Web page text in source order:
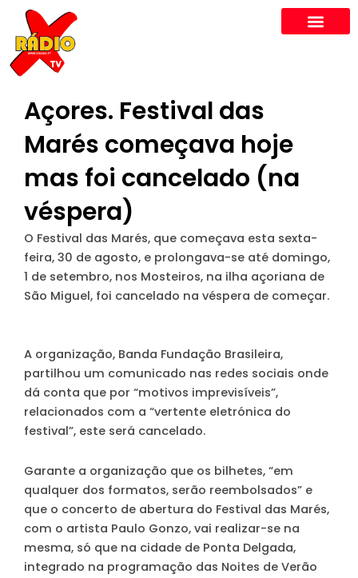
content
Açores. Festival das
Marés começava hoje
mas foi cancelado (na
véspera)
O Festival das Marés, que começava esta sexta-
feira, 30 de agosto, e prolongava-se até domingo,
1 de setembro, nos Mosteiros, na ilha açoriana de
São Miguel, foi cancelado na véspera de começar.
A organização, Banda Fundação Brasileira,
partilhou um comunicado nas redes sociais onde
dá conta que por “motivos imprevisíveis”,
relacionados com a “vertente eletrónica do
festival”, este será cancelado.
Garante a organização que os bilhetes, “em
qualquer dos formatos, serão reembolsados” e
que o concerto de abertura do Festival das Marés,
com o artista Paulo Gonzo, vai realizar-se na
mesma, só que na cidade de Ponta Delgada,
integrado na programação das Noites de Verão